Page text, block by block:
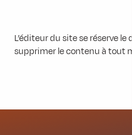
L’éditeur du site se réserve
supprimer le contenu à tout